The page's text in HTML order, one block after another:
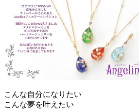
こんな自分になりたい
こんな夢を叶えたい